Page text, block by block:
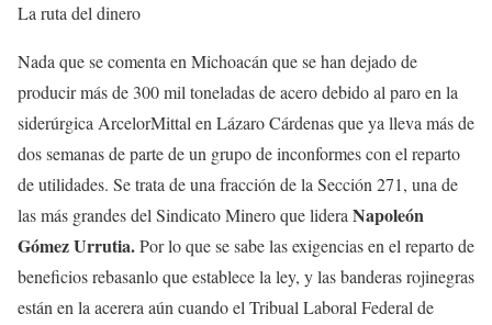
La ruta del dinero
Nada que se comenta en Michoacán que se han dejado de
producir más de 300 mil toneladas de acero debido al paro en la
siderúrgica ArcelorMittal en Lázaro Cárdenas que ya lleva más de
dos semanas de parte de un grupo de inconformes con el reparto
de utilidades. Se trata de una fracción de la Sección 271, una de
las más grandes del Sindicato Minero que lidera Napoleón
Gómez Urrutia.Por lo que se sabe las exigencias en el reparto de
beneficios rebasanlo que establece la ley, y las banderas rojinegras
están en la acerera aún cuando el Tribual Laboral Federal de